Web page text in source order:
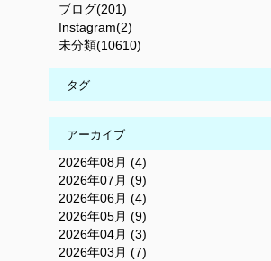
ブログ(201)
Instagram(2)
未分類(10610)
タグ
アーカイブ
2026年08月 (4)
2026年07月 (9)
2026年06月 (4)
2026年05月 (9)
2026年04月 (3)
2026年03月 (7)